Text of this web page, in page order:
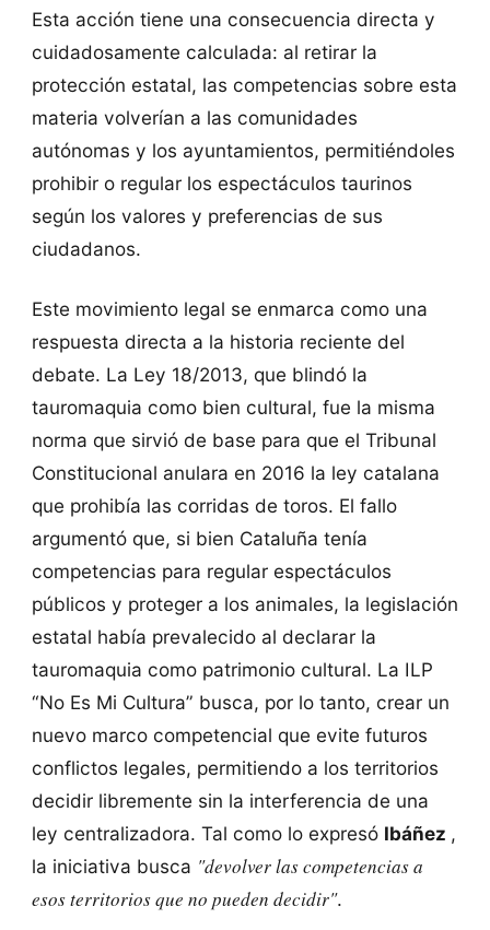
Esta acción tiene una consecuencia directa y
cuidadosamente calculada: al retirar la
protección estatal, las competencias sobre esta
materia volverían a las comunidades
autónomas y los ayuntamientos, permitiéndoles
prohibir o regular los espectáculos taurinos
según los valores y preferencias de sus
ciudadanos.
Este movimiento legal se enmarca como una
respuesta directa a la historia reciente del
debate. La Ley 18/2013, que blindó la
tauromaquia como bien cultural, fue la misma
norma que sirvió de base para que el Tribunal
Constitucional anulara en 2016 la ley catalana
que prohibía las corridas de toros. El fallo
argumentó que, si bien Cataluña tenía
competencias para regular espectáculos
públicos y proteger a los animales, la legislación
estatal había prevalecido al declarar la
tauromaquia como patrimonio cultural. La ILP
“No Es Mi Cultura” busca, por lo tanto, crear un
nuevo marco competencial que evite futuros
conflictos legales, permitiendo a los territorios
decidir libremente sin la interferencia de una
ley centralizadora. Tal como lo expresó Ibáñez ,
la iniciativa busca "devolver las competencias a
esos territorios que no pueden decidir".